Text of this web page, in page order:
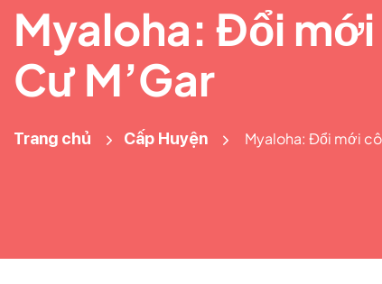
Myaloha: Đổi
Cư M’Gar
Trang chủ Cấp Huyện Myaloha: Đổi mới